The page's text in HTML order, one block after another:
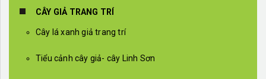
CÂY GIẢ TRANG TRÍ
Cây lá xanh giả trang trí
Tiểu cảnh cây giả- cây Linh Sơn